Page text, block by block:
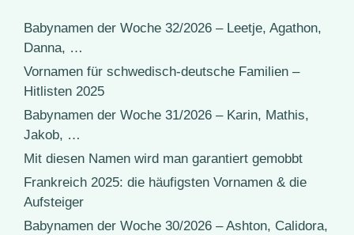
Babynamen der Woche 32/2026 – Leetje, Agathon,
Danna, …
Vornamen für schwedisch-deutsche Familien –
Hitlisten 2025
Babynamen der Woche 31/2026 – Karin, Mathis,
Jakob, …
Mit diesen Namen wird man garantiert gemobbt
Frankreich 2025: die häufigsten Vornamen & die
Aufsteiger
Babynamen der Woche 30/2026 – Ashton, Calidora,